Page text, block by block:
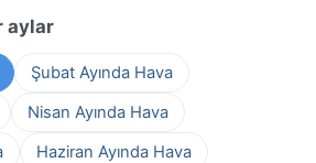
aylar
Şubat Ayında Hava
Nisan Ayında Hava
Haziran Ayında Hava